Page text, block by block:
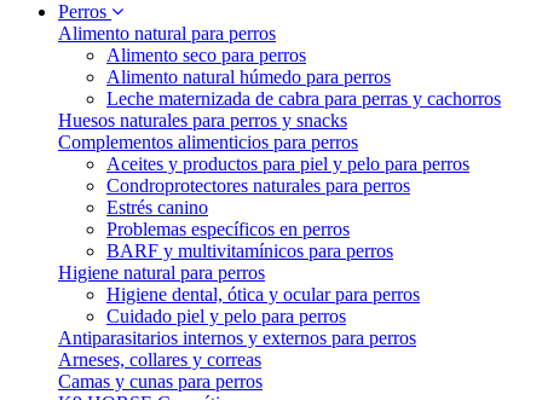
Perros
Alimento natural para perros
Alimento seco para perros
Alimento natural húmedo para perros
Leche maternizada de cabra para perras y cachorros
Huesos naturales para perros y snacks
Complementos alimenticios para perros
Aceites y productos para piel y pelo para perros
Condroprotectores naturales para perros
Estrés canino
Problemas específicos en perros
BARF y multivitamínicos para perros
Higiene natural para perros
Higiene dental, ótica y ocular para perros
Cuidado piel y pelo para perros
Antiparasitarios internos y externos para perros
Arneses, collares y correas
Camas y cunas para perros